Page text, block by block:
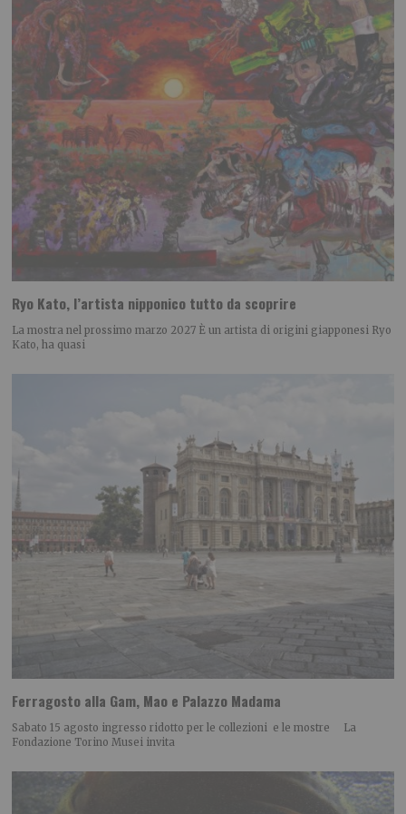
Ryo Kato, l’artista nipponico tutto da scoprire
La mostra nel prossimo marzo 2027 È un artista di origini giapponesi Ryo
Kato, ha quasi
Ferragosto alla Gam, Mao e Palazzo Madama
Sabato 15 agosto ingresso ridotto per le collezioni e le mostre La
Fondazione Torino Musei invita